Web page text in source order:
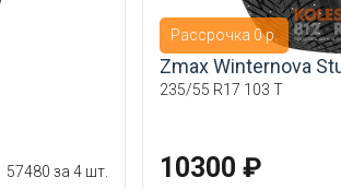
57480 за 4 шт.
Рассрочка 0 р.
Zmax Winternova
235/55 R17 103 T
10300 ₽